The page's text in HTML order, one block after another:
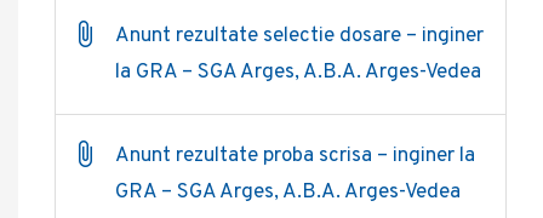
Anunt rezultate selectie dosare – inginer
la GRA – SGA Arges, A.B.A. Arges-Vedea
Anunt rezultate proba scrisa – inginer la
GRA – SGA Arges, A.B.A. Arges-Vedea